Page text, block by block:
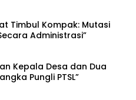
Timbul Kompak: Mutasi
Administrasi”
Kepala Desa dan Dua
Pungli PTSL”